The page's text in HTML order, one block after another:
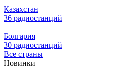
Казахстан
36 радиостанций
Болгария
30 радиостанций
Все страны
Новинки